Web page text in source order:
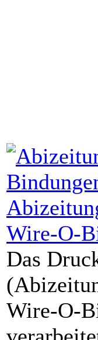
Wire-O-
Das
Wire-O-